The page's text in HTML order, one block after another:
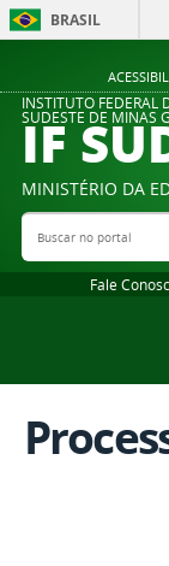
BRASIL
INSTITUTO FEDERAL
SUDESTE DE MINAS
IF
MINISTÉRIO DA
Buscar no portal
Fale